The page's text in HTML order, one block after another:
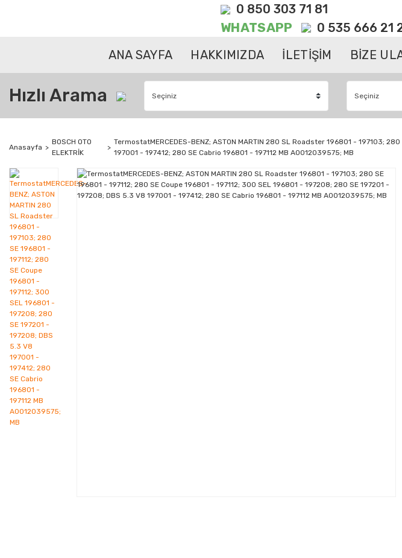
0 850 303 71 81
WHATSAPP 0 535 666 21
ANA SAYFA HAKKIMIZDA İLETİŞİM BİZE
Hızlı Arama
Anasayfa
BOSCH OTO
ELEKTRİK
TermostatMERCEDES-BENZ; ASTON MARTIN 280 SL Roadster 196801 - 197103;
197001 - 197412; 280 SE Cabrio 196801 - 197112 MB A0012039575; MB